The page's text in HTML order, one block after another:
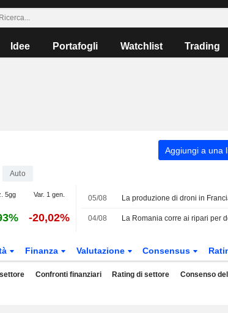
Idee Portafogli Watchlist Trading
Aggiungi a una
Auto
5gg Var. 1 gen.
-20,02%
05/08
04/08
Finanza Valutazione Consensus
Confronti finanziari Rating di settore Consenso